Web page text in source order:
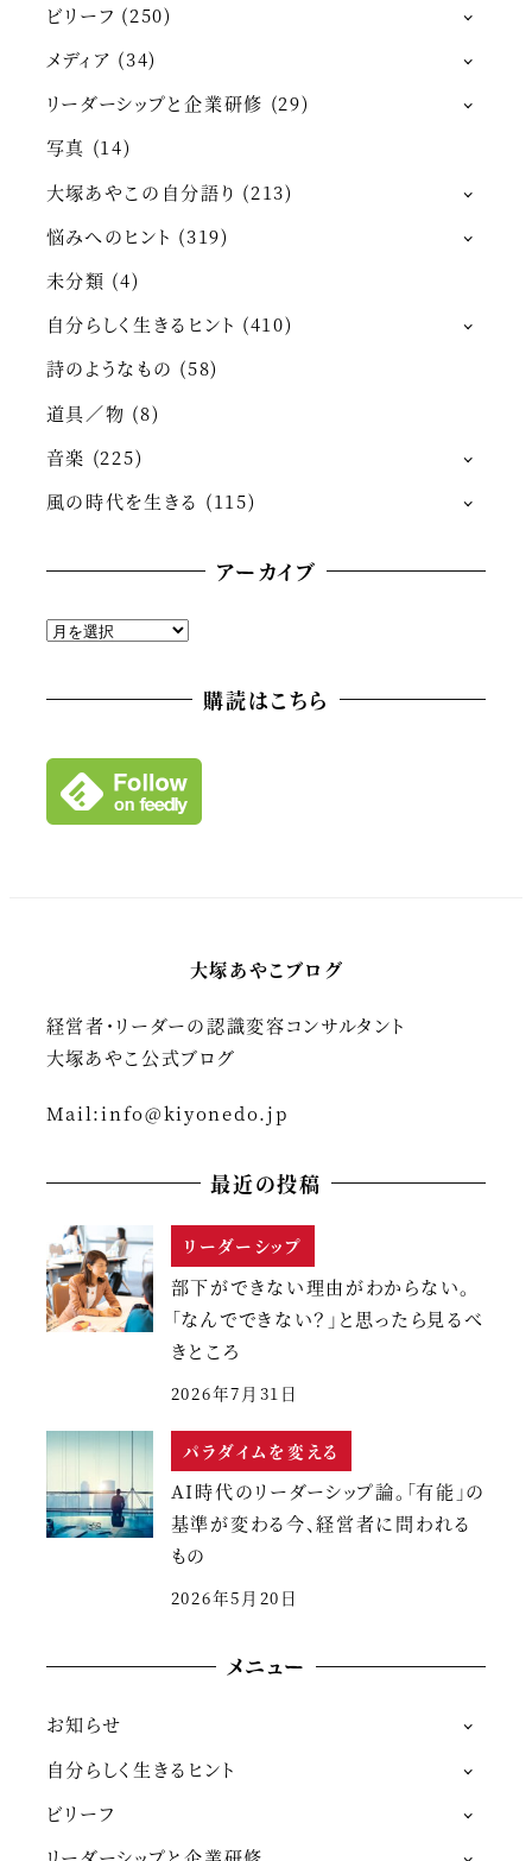
ビリーフ (250)
メディア (34)
リーダーシップと企業研修 (29)
写真 (14)
大塚あやこの自分語り (213)
悩みへのヒント (319)
未分類 (4)
自分らしく生きるヒント (410)
詩のようなもの (58)
道具／物 (8)
音楽 (225)
風の時代を生きる (115)
アーカイブ
ア
ブ
購読はこちら
大塚あやこブログ
経営者・リーダーの認識変容コンサルタント
大塚あやこ公式ブログ
Mail:info@kiyonedo.jp
最近の投稿
リーダーシップ
部下ができない理由がわからない。
「なんでできない？」と思ったら見るべ
きところ
2026年7月31日
パラダイムを変える
AI時代のリーダーシップ論。「有能」の
基準が変わる今、経営者に問われる
もの
2026年5月20日
メニュー
お知らせ
自分らしく生きるヒント
ビリーフ